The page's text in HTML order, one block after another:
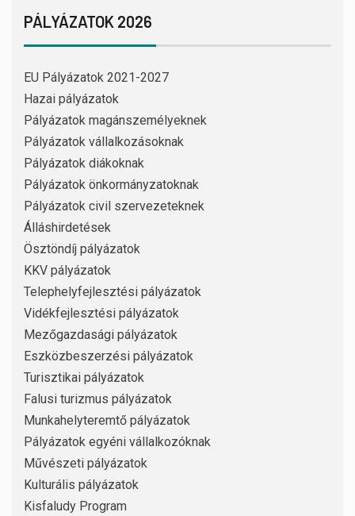
PÁLYÁZATOK 2026
EU Pályázatok 2021-2027
Hazai pályázatok
Pályázatok magánszemélyeknek
Pályázatok vállalkozásoknak
Pályázatok diákoknak
Pályázatok önkormányzatoknak
Pályázatok civil szervezeteknek
Álláshirdetések
Ösztöndíj pályázatok
KKV pályázatok
Telephelyfejlesztési pályázatok
Vidékfejlesztési pályázatok
Mezőgazdasági pályázatok
Eszközbeszerzési pályázatok
Turisztikai pályázatok
Falusi turizmus pályázatok
Munkahelyteremtő pályázatok
Pályázatok egyéni vállalkozóknak
Művészeti pályázatok
Kulturális pályázatok
Kisfaludy Program